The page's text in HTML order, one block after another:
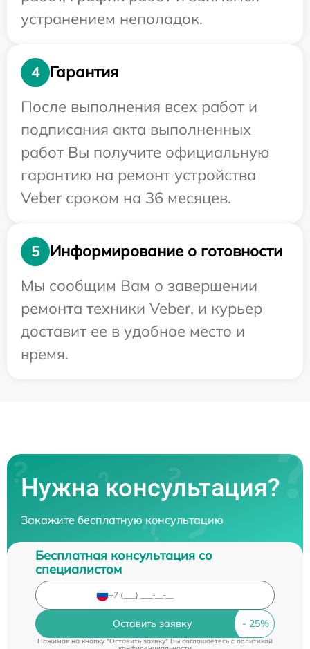
устранением неполадок.
4
Гарантия
После выполнения всех работ и
подписания акта выполненных
работ Вы получите официальную
гарантию на ремонт устройства
Veber сроком на 36 месяцев.
5
Информирование о готовности
Мы сообщим Вам о завершении
ремонта техники Veber, и курьер
доставит ее в удобное место и
время.
Нужна консультация?
Закажите бесплатную консультацию
Бесплатная консультация со
специалистом
Оставить заявку
Нажимая на кнопку "Оставить заявку" Вы соглашаетесь cполитикой